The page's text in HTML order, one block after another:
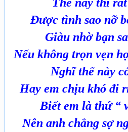
Được tình sao nỡ
Giàu nhờ bạn
Nếu không trọn vẹn
Nghĩ thế này
Hay em chịu khó đi
Biết em là thứ “
Nên anh chẳng sợ